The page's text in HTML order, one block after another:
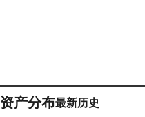
资产分布最新历史